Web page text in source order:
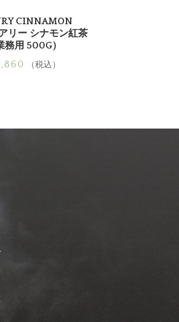
CINNAMON
リー シナモン紅茶
務用 500G）
（税込）